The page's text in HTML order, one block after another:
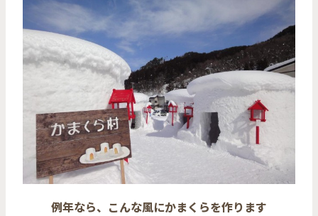
例年なら、こんな風にかまくらを作ります